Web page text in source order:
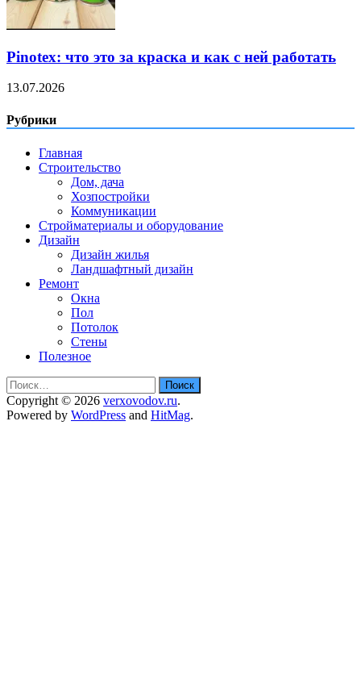
Pinotex: что это за краска и как с ней работать
13.07.2026
Рубрики
Главная
Строительство
Дом, дача
Хозпостройки
Коммуникации
Стройматериалы и оборудование
Дизайн
Дизайн жилья
Ландшафтный дизайн
Ремонт
Окна
Пол
Потолок
Стены
Полезное
Найти:
Copyright © 2026 verxovodov.ru.
Powered by WordPress and HitMag.